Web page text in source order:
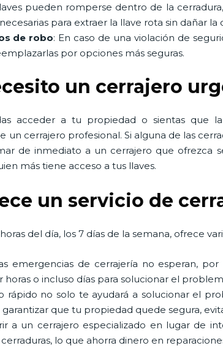
pueden romperse dentro de la
para extraer la llave rota sin dañar la
de robo: En caso de una violación de
por opciones más seguras.
un cerrajero
acceder a tu propiedad o sientas que
cerrajero profesional. Si alguna de las
de inmediato a un cerrajero que ofrezca
más tiene acceso a tus llaves.
un servicio de
del día, los 7 días de la semana, ofrece
emergencias de cerrajería no esperan,
o incluso días para solucionar el
rápido no solo te ayudará a solucionar el
que tu propiedad quede segura,
a un cerrajero especializado en lugar de
lo que ahorra dinero en